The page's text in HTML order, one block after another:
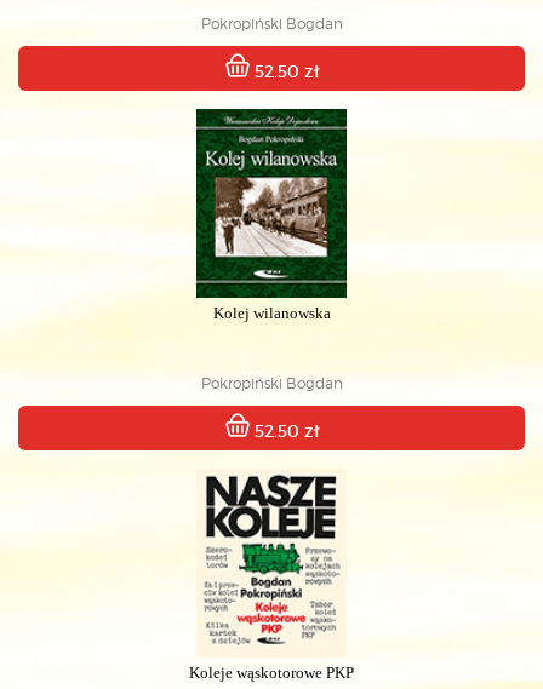
Pokropiński Bogdan
52.50 zł
Kolej wilanowska
Pokropiński Bogdan
52.50 zł
Koleje wąskotorowe PKP